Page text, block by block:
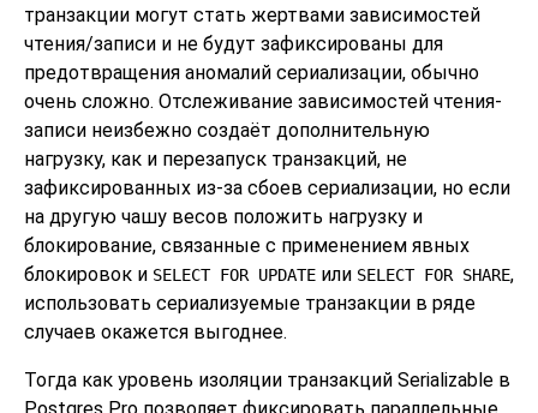
транзакции могут стать жертвами зависимостей
чтения/записи и не будут зафиксированы для
предотвращения аномалий сериализации, обычно
очень сложно. Отслеживание зависимостей чтения-
записи неизбежно создаёт дополнительную
нагрузку, как и перезапуск транзакций, не
зафиксированных из-за сбоев сериализации, но если
на другую чашу весов положить нагрузку и
блокирование, связанные с применением явных
блокировок и SELECT FOR UPDATE или SELECT FOR SHARE,
использовать сериализуемые транзакции в ряде
случаев окажется выгоднее.
Тогда как уровень изоляции транзакций Serializable в